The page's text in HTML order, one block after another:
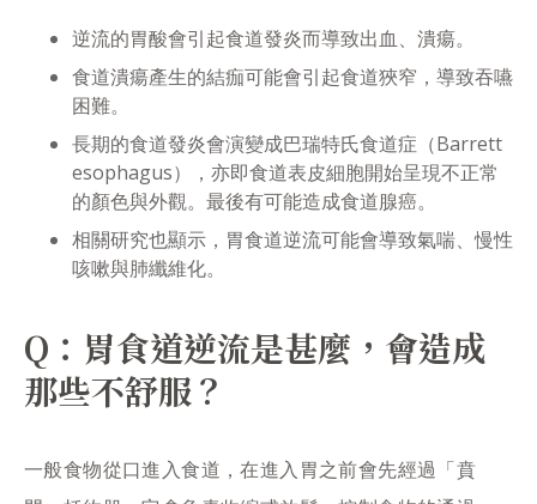
逆流的胃酸會引起食道發炎而導致出血、潰瘍。
食道潰瘍產生的結痂可能會引起食道狹窄，導致吞嚥
困難。
長期的食道發炎會演變成巴瑞特氏食道症（Barrett
esophagus），亦即食道表皮細胞開始呈現不正常
的顏色與外觀。最後有可能造成食道腺癌。
相關研究也顯示，胃食道逆流可能會導致氣喘、慢性
咳嗽與肺纖維化。
Q：胃食道逆流是甚麼，會造成
那些不舒服？
一般食物從口進入食道，在進入胃之前會先經過「賁